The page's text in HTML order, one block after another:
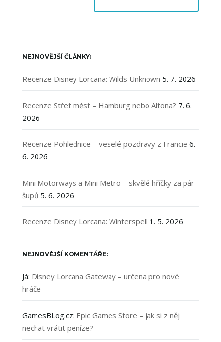
NEJNOVĚJŠÍ ČLÁNKY:
Recenze Disney Lorcana: Wilds Unknown 5. 7. 2026
Recenze Střet měst – Hamburg nebo Altona? 7. 6.
2026
Recenze Pohlednice – veselé pozdravy z Francie 6.
6. 2026
Mini Motorways a Mini Metro – skvělé hříčky za pár
šupů 5. 6. 2026
Recenze Disney Lorcana: Winterspell 1. 5. 2026
NEJNOVĚJŠÍ KOMENTÁŘE:
Já: Disney Lorcana Gateway – určena pro nové
hráče
GamesBLog.cz: Epic Games Store – jak si z něj
nechat vrátit peníze?